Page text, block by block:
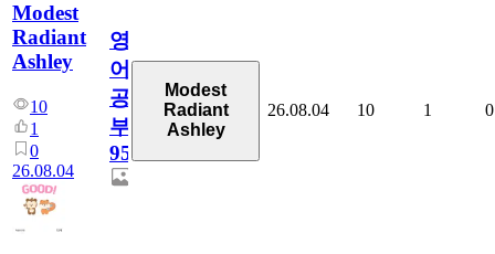
Modest
Radiant
Ashley
10
1
0
26.08.04
영
어
공
부
95
Modest
Radiant
Ashley
26.08.04 10 1 0